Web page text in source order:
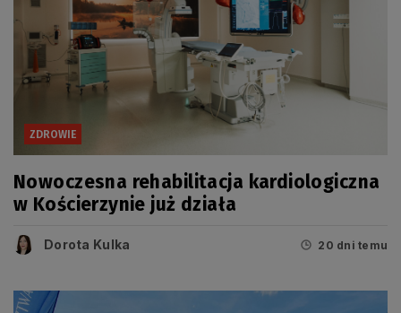
ZDROWIE
Nowoczesna rehabilitacja kardiologiczna
w Kościerzynie już działa
Dorota Kulka 20 dni temu